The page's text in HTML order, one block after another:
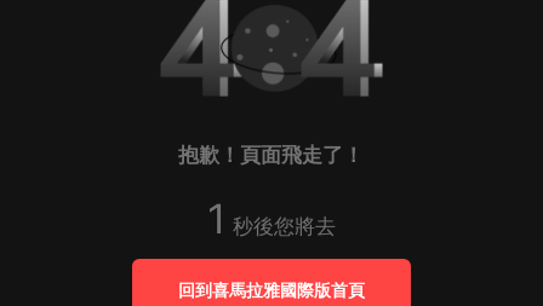
抱歉！頁面飛走了！
1 秒後您將去
回到喜馬拉雅國際版首頁